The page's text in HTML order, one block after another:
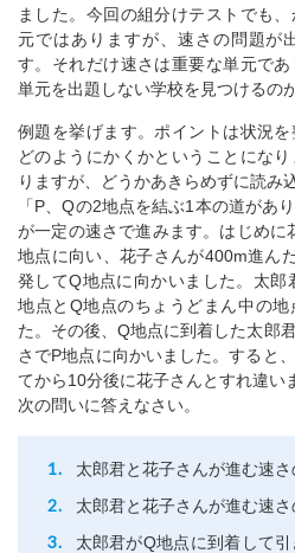
ました。今回の組分けテストでも
元ではありますが、速さの問題が
す。それだけ速さは重要な単元で
単元を出題しない学校を見つけるの
例題を挙げます。ポイントは状況を
どのようにかくかということにな
りますが、どうかあきらめずに読み
「P、Qの2地点を結ぶ1本の道があ
が一定の速さで進みます。はじめ
地点に向い、花子さんが400m進ん
発してQ地点に向かいました。太
地点とQ地点のちょうどまん中の
た。その後、Q地点に到着した太郎
さでP地点に向かいました。すると
てから10分後に花子さんとすれ違い
次の問いに答えなさい。
太郎君と花子さんが進む速さ
太郎君と花子さんが進む速さ
太郎君がQ地点に到着して